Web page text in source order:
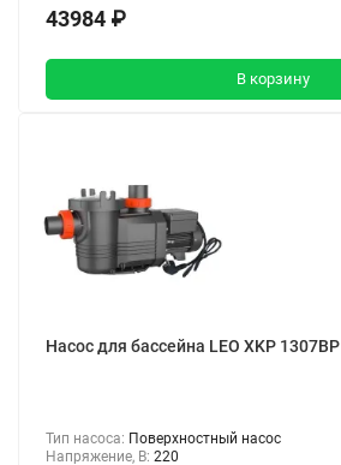
43984 ₽
В корзину
Насос для бассейна LEO XKP 1307BP
Тип насоса: Поверхностный насос
Напряжение, В: 220